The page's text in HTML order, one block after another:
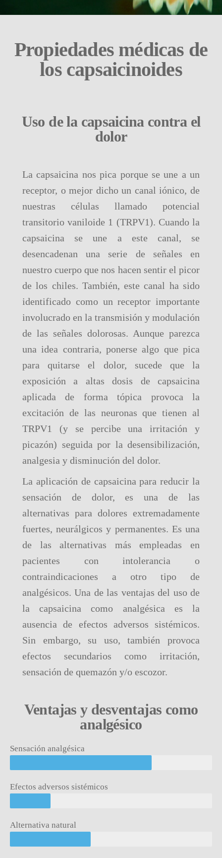
Propiedades médicas de
los capsaicinoides
Uso de la capsaicina contra el
dolor
La capsaicina nos pica porque se une a un
receptor, o mejor dicho un canal iónico, de
nuestras células llamado potencial
transitorio vaniloide 1 (TRPV1). Cuando la
capsaicina se une a este canal, se
desencadenan una serie de señales en
nuestro cuerpo que nos hacen sentir el picor
de los chiles. También, este canal ha sido
identificado como un receptor importante
involucrado en la transmisión y modulación
de las señales dolorosas. Aunque parezca
una idea contraria, ponerse algo que pica
para quitarse el dolor, sucede que la
exposición a altas dosis de capsaicina
aplicada de forma tópica provoca la
excitación de las neuronas que tienen al
TRPV1 (y se percibe una irritación y
picazón) seguida por la desensibilización,
analgesia y disminución del dolor.
La aplicación de capsaicina para reducir la
sensación de dolor, es una de las
alternativas para dolores extremadamente
fuertes, neurálgicos y permanentes. Es una
de las alternativas más empleadas en
pacientes con intolerancia o
contraindicaciones a otro tipo de
analgésicos. Una de las ventajas del uso de
la capsaicina como analgésica es la
ausencia de efectos adversos sistémicos.
Sin embargo, su uso, también provoca
efectos secundarios como irritación,
sensación de quemazón y/o escozor.
Ventajas y desventajas como
analgésico
Sensación analgésica
Efectos adversos sistémicos
Alternativa natural